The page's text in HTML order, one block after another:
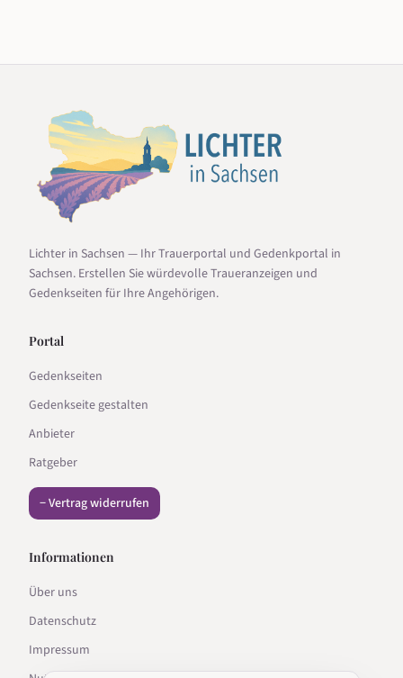
Lichter in Sachsen — Ihr Trauerportal und Gedenkportal in
Sachsen. Erstellen Sie würdevolle Traueranzeigen und
Gedenkseiten für Ihre Angehörigen.
Portal
Gedenkseiten
Gedenkseite gestalten
Anbieter
Ratgeber
− Vertrag widerrufen
Informationen
Über uns
Datenschutz
Impressum